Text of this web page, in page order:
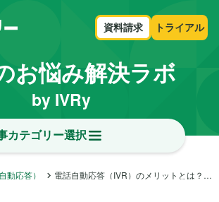
資料請求 トライアル
お悩み解決ラボ
by IVRy
カテゴリー選択
動応答） 電話自動応答（IVR）のメリットとは？導入事例や導入方法を解説！